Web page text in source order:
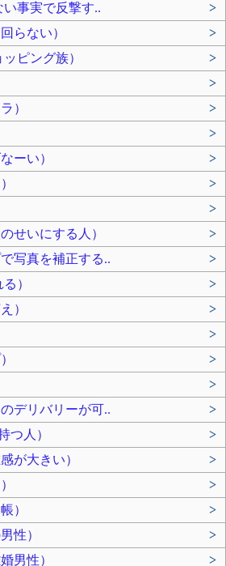
事実で反撃す..
>
らない）
>
ピング族）
>
>
）
>
>
ーい）
>
>
>
せいにする人）
>
写真を補正する..
>
）
>
）
>
>
>
>
デリバリーが可..
>
つ人）
>
が大きい）
>
>
）
>
性）
>
男性）
>